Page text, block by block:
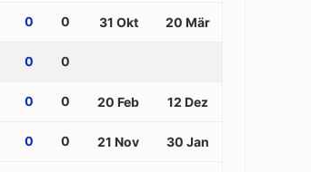
0 0 31 Okt 20 Mär
0 0
0 0 20 Feb 12 Dez
0 0 21 Nov 30 Jan